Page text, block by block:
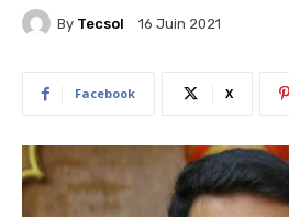
By Tecsol 16 Juin 2021
Facebook X